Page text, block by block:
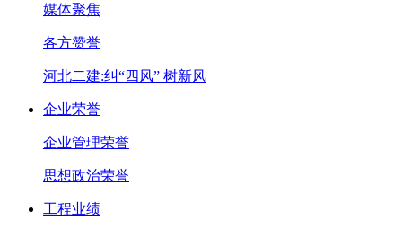
媒体聚焦
各方赞誉
河北二建:纠“四风” 树新风
企业荣誉
企业管理荣誉
思想政治荣誉
工程业绩